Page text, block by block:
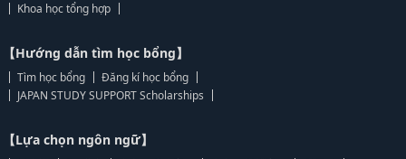
Khoa học tổng hợp
【Hướng dẫn tìm học bổng】
Tìm học bổng
Đăng kí học bổng
JAPAN STUDY SUPPORT Scholarships
【Lựa chọn ngôn ngữ】